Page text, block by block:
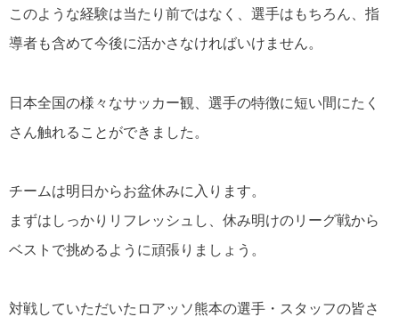
このような経験は当たり前ではなく、選手はもちろん、指
導者も含めて今後に活かさなければいけません。
日本全国の様々なサッカー観、選手の特徴に短い間にたく
さん触れることができました。
チームは明日からお盆休みに入ります。
まずはしっかりリフレッシュし、休み明けのリーグ戦から
ベストで挑めるように頑張りましょう。
対戦していただいたロアッソ熊本の選手・スタッフの皆さ